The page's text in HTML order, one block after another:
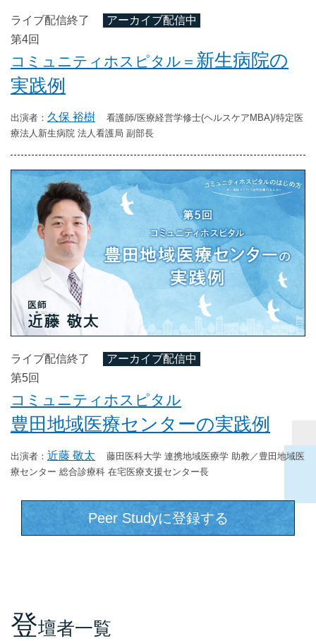
ライブ配信終了
アーカイブ配信中
第4回
コミュニティホスピタル＝ 新生病院の
実践例
久保 裕樹
看護師/医療経営学修士(ヘルスケアMBA)/特定医
療法人新生病院 法人看護局 副部長
ライブ配信終了
アーカイブ配信中
第5回
コミュニティホスピタル
豊田地域医療センターの実践例
近藤 敬太
藤田医科大学 連携地域医療学 助教／豊田地域医
療センター 総合診療科 在宅医療支援センター長
Peer Studyに登録する
登壇者一覧